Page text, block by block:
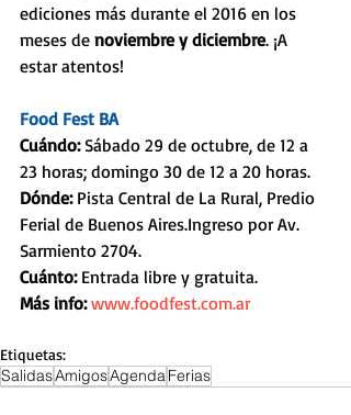
ediciones más durante el 2016 en los
meses de noviembre y diciembre. ¡A
estar atentos!
Food Fest BA
Cuándo: Sábado 29 de octubre, de 12 a
23 horas; domingo 30 de 12 a 20 horas.
Dónde: Pista Central de La Rural, Predio
Ferial de Buenos Aires.Ingreso por Av.
Sarmiento 2704.
Cuánto: Entrada libre y gratuita.
Más info: www.foodfest.com.ar
Etiquetas:
SalidasAmigosAgenda Ferias